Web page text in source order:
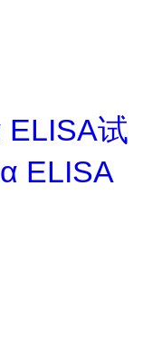
ELISA试
ELISA